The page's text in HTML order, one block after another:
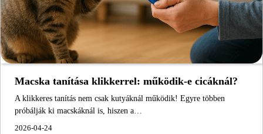
Macska tanítása klikkerrel: működik-e cicáknál?
A klikkeres tanítás nem csak kutyáknál működik! Egyre többen
próbálják ki macskáknál is, hiszen a…
2026-04-24